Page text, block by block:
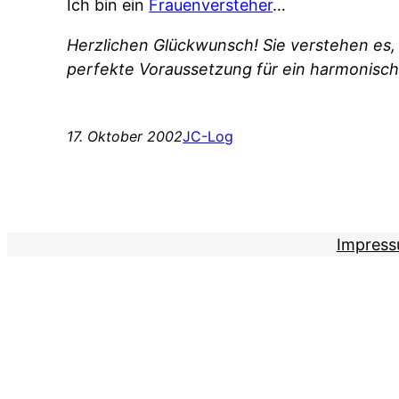
Ich bin ein Frauenversteher…
Herzlichen Glückwunsch! Sie verstehen
perfekte Voraussetzung für ein
17. Oktober 2002JC-Log